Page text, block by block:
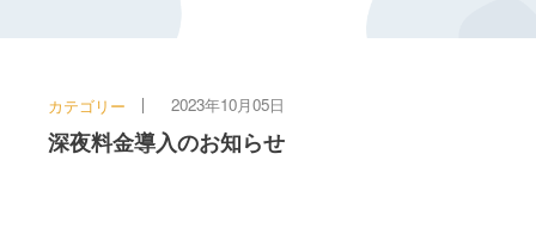
カテゴリー 2023年10月05日
深夜料金導入のお知らせ